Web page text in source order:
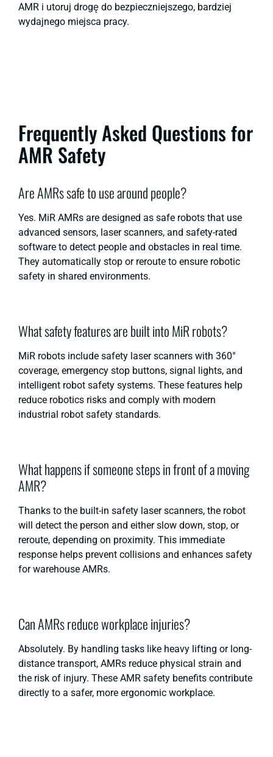
AMR i utoruj drogę do bezpieczniejszego, bardziej
wydajnego miejsca pracy.
Frequently Asked Questions for
AMR Safety
Are AMRs safe to use around people?
Yes. MiR AMRs are designed as safe robots that use
advanced sensors, laser scanners, and safety-rated
software to detect people and obstacles in real time.
They automatically stop or reroute to ensure robotic
safety in shared environments.
What safety features are built into MiR robots?
MiR robots include safety laser scanners with 360°
coverage, emergency stop buttons, signal lights, and
intelligent robot safety systems. These features help
reduce robotics risks and comply with modern
industrial robot safety standards.
What happens if someone steps in front of a moving
AMR?
Thanks to the built-in safety laser scanners, the robot
will detect the person and either slow down, stop, or
reroute, depending on proximity. This immediate
response helps prevent collisions and enhances safety
for warehouse AMRs.
Can AMRs reduce workplace injuries?
Absolutely. By handling tasks like heavy lifting or long-
distance transport, AMRs reduce physical strain and
the risk of injury. These AMR safety benefits contribute
directly to a safer, more ergonomic workplace.